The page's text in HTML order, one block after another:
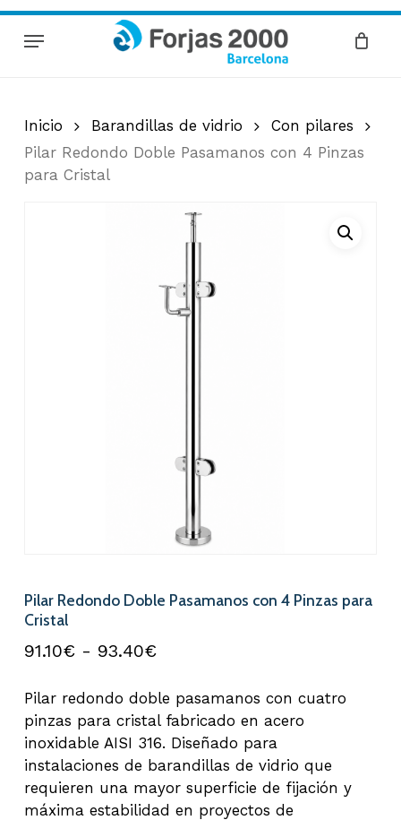
Skip
Menu
Cart Close
Cart
Inicio Barandillas de vidrio
Con pilares
Pilar Redondo Doble Pasamanos con 4 Pinzas
para Cristal
Pilar Redondo Doble Pasamanos con 4 Pinzas para
Cristal
91.10€ - 93.40€Rango
precios:
desde
91.10€
hasta
93.40€
Pilar redondo doble pasamanos con cuatro
pinzas para cristal fabricado en acero
inoxidable AISI 316. Diseñado para
instalaciones de barandillas de vidrio que
requieren una mayor superficie de fijación y
máxima estabilidad en proyectos de